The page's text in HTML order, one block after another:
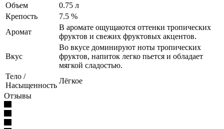
Объем
0.75 л
Крепость
7.5 %
Аромат
В аромате ощущаются оттенки тропических
фруктов и свежих фруктовых акцентов.
Вкус
Во вкусе доминируют ноты тропических
фруктов, напиток легко пьется и обладает
мягкой сладостью.
Тело /
Насыщенность
Лёгкое
Отзывы